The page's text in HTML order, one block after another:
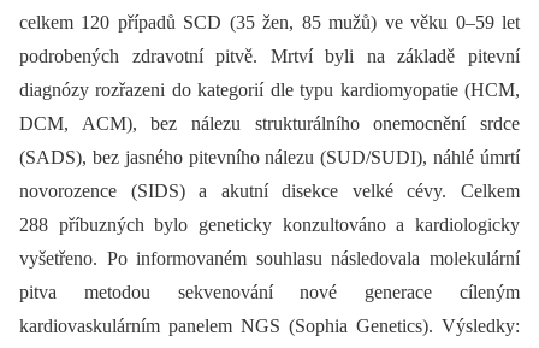
celkem 120 případů SCD (35 žen, 85 mužů) ve věku 0–59 let
podrobených zdravotní pitvě. Mrtví byli na základě pitevní
diagnózy rozřazeni do kategorií dle typu kardiomyopatie (HCM,
DCM, ACM), bez nálezu strukturálního onemocnění srdce
(SADS), bez jasného pitevního nálezu (SUD/SUDI), náhlé úmrtí
novorozence (SIDS) a akutní disekce velké cévy. Celkem
288 příbuzných bylo geneticky konzultováno a kardiologicky
vyšetřeno. Po informovaném souhlasu následovala molekulární
pitva metodou sekvenování nové generace cíleným
kardiovaskulárním panelem NGS (Sophia Genetics). Výsledky: